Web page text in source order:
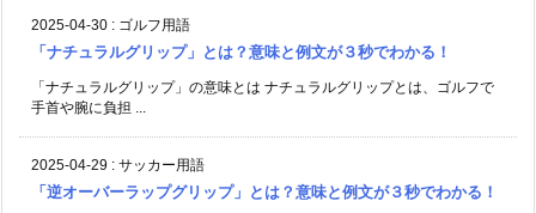
2025-04-30 : ゴルフ用語
「ナチュラルグリップ」とは？意味と例文が３秒でわかる！
「ナチュラルグリップ」の意味とは ナチュラルグリップとは、ゴルフで
手首や腕に負担 ...
2025-04-29 : サッカー用語
「逆オーバーラップグリップ」とは？意味と例文が３秒でわかる！